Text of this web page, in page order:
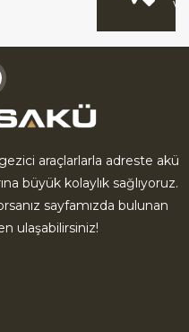
araçlarlarla adreste akü
büyük kolaylık sağlıyoruz.
sayfamızda bulunan
ulaşabilirsiniz!